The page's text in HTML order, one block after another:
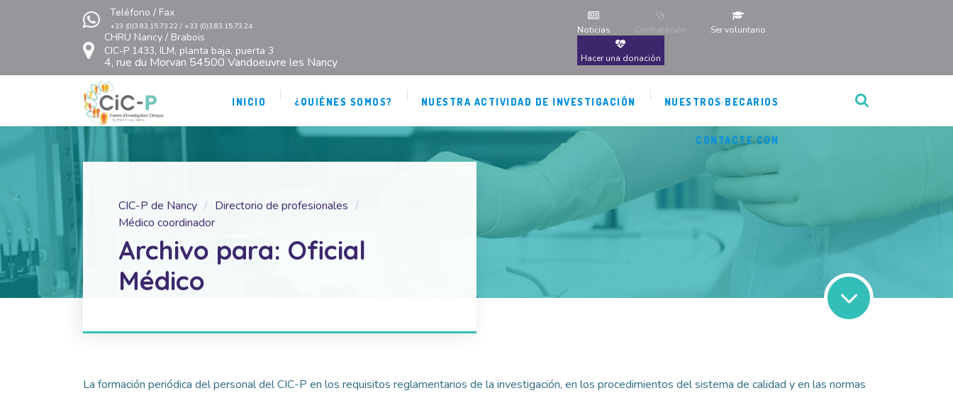
Teléfono / Fax
+33 (0)3.83.15.73.22 / +33 (0)3.83.15.73.24
CHRU Nancy / Brabois
CIC-P 1433, ILM, planta baja, puerta 3
4, rue du Morvan 54500 Vandoeuvre les Nancy
Noticias Contratación Ser voluntario
Hacer una donación
INICIO ¿QUIÉNES SOMOS? NUESTRA ACTIVIDAD DE INVESTIGACIÓN NUESTROS BECARIOS
CONTACTE CON
CIC-P de Nancy
Directorio de profesionales
Médico coordinador
Archivo para: Oficial
Médico
La formación periódica del personal del CIC-P en los requisitos reglamentarios de la investigación, en los procedimientos del sistema de calidad y en las normas